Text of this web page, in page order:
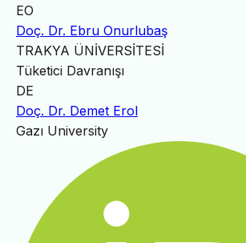
EO
Doç. Dr. Ebru Onurlubaş
TRAKYA ÜNİVERSİTESİ
Tüketici Davranışı
DE
Doç. Dr. Demet Erol
Gazı University